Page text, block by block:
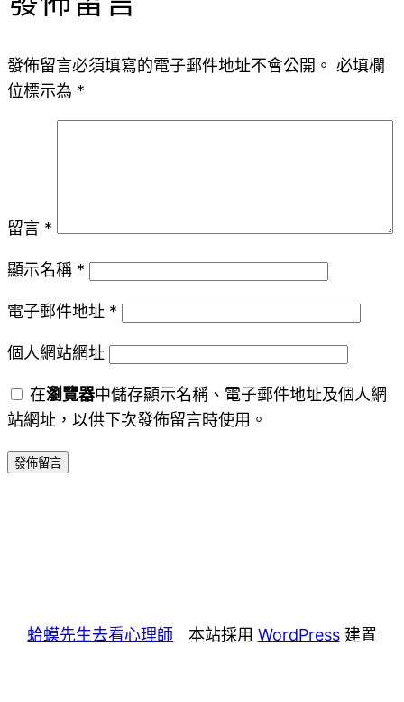
發佈留言必須填寫的電子郵件地址不會公開。 必填欄
位標示為 *
留言 *
顯示名稱 *
電子郵件地址 *
個人網站網址
在瀏覽器中儲存顯示名稱、電子郵件地址及個人網
站網址，以供下次發佈留言時使用。
蛤蟆先生去看心理師 本站採用 WordPress建置